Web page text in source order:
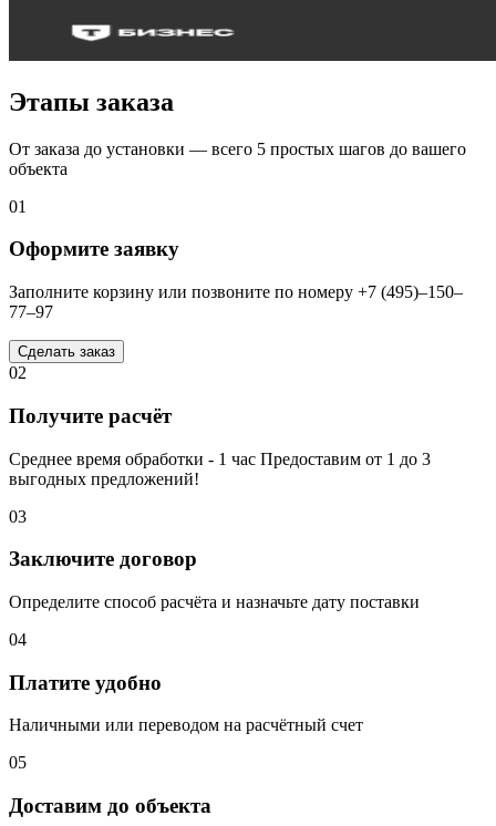
Этапы заказа
От заказа до установки — всего 5 простых шагов до вашего
объекта
01
Оформите заявку
Заполните корзину или позвоните по номеру +7 (495)–150–
77–97
Сделать заказ
02
Получите расчёт
Среднее время обработки - 1 час Предоставим от 1 до 3
выгодных предложений!
03
Заключите договор
Определите способ расчёта и назначьте дату поставки
04
Платите удобно
Наличными или переводом на расчётный счет
05
Доставим до объекта